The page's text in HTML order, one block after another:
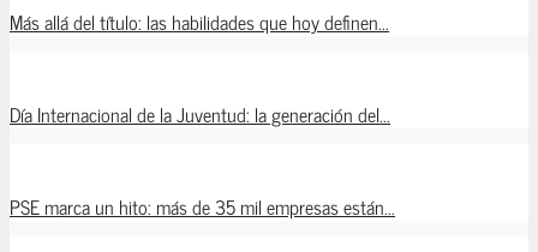
Más allá del título: las habilidades que hoy definen...
Día Internacional de la Juventud: la generación del...
PSE marca un hito: más de 35 mil empresas están...